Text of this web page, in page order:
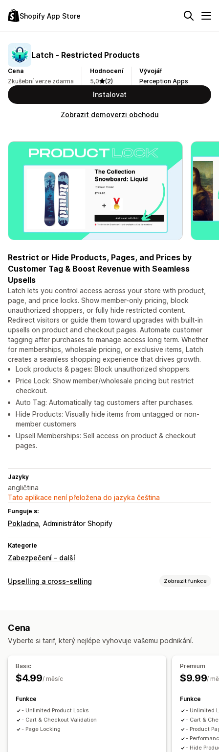
Shopify App Store
Latch ‑ Restricted Products
Cena
Zkušební verze zdarma
Hodnocení
5,0
(2)
Vývojář
Perception Apps
Instalovat
Zobrazit demoverzi obchodu
Restrict or Hide Products, Pages, and Prices by
Customer Tag & Boost Revenue with Seamless
Upsells
Latch lets you control access across your store with product,
page, and price locks. Show member-only pricing, block
unauthorized shoppers, or fully hide restricted content.
Redirect visitors or guide them toward upgrades with built-in
upsells on product and checkout pages. Automate customer
tagging after purchases to manage access long term. Whether
for memberships, wholesale pricing, or exclusive items, Latch
creates a seamless shopping experience that drives growth.
Lock products & pages: Block unauthorized shoppers.
Price Lock: Show member/wholesale pricing but restrict
checkout.
Auto Tag: Automatically tag customers after purchases.
Hide Products: Visually hide items from untagged or non-
member customers
Upsell Memberships: Sell access on product & checkout
pages.
Jazyky
angličtina
Tato aplikace není přeložena do jazyka čeština
Funguje s:
Pokladna Administrátor Shopify
Kategorie
Zabezpečení – další
Upselling a cross-selling Zobrazit funkce
Upselling na stránce produktu
Vlastní pravidla
Doplňky produktů
Míry prokliku Konverzní poměry
Cena
Vyberte si tarif, který nejlépe vyhovuje vašemu podnikání.
Basic
$4.99/ měsíc
Funkce
- Unlimited Product Locks
- Cart & Checkout Validation
- Page Locking
Premium
$9.99/
Funkce
- Unlimited
- Cart &
- Product
-
- Hide